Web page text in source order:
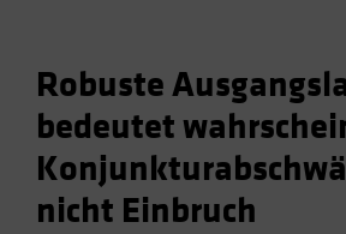
Robuste
bedeutet
nicht Einbruch